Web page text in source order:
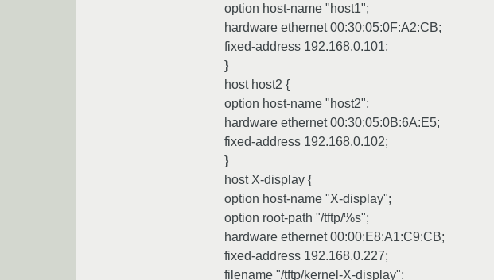
option host-name "host1";
hardware ethernet 00:30:05:0F:A2:CB;
fixed-address 192.168.0.101;
}
host host2 {
option host-name "host2";
hardware ethernet 00:30:05:0B:6A:E5;
fixed-address 192.168.0.102;
}
host X-display {
option host-name "X-display";
option root-path "/tftp/%s";
hardware ethernet 00:00:E8:A1:C9:CB;
fixed-address 192.168.0.227;
filename "/tftp/kernel-X-display";